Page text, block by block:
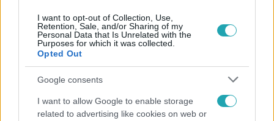
I want to opt-out of Collection, Use,
Retention, Sale, and/or Sharing of my
Personal Data that Is Unrelated with the
Purposes for which it was collected.
Opted Out
Google consents
I want to allow Google to enable storage
related to advertising like cookies on web or
Gazdaság
2023. november 13. 13:57
Továbbra is dolgozhatunk szenteste napján, a
Fidesz lesöpörte a javaslatot